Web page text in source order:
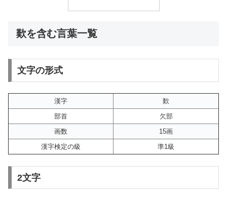
歎を含む言葉一覧
文字の形式
漢字
歎
部首
欠部
画数
15画
漢字検定の級
準1級
2文字